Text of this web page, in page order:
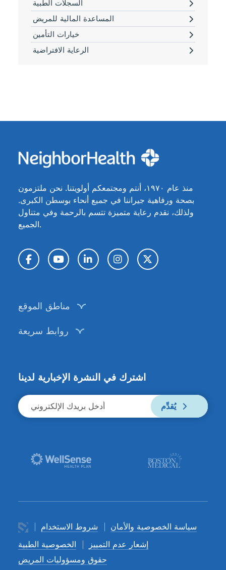
السجلات الطبية
المساعدة المالية للمريض
خيارات التأمين
الرعاية الافتراضية
منذ عام ١٩٧٠، أنتم ومجتمعكم أولويتنا. نحن ملتزمون
بصحة ورفاهية جيراننا في جميع أنحاء بوسطن الكبرى.
ولذلك، نقدم رعاية متميزة تتسم بالرحمة وفي متناول
الجميع.
فيسبوكيوتيوب لينكد إنإنستغرام
مناطق الموقع
روابط سريعة
اشترك في النشرة الإخبارية لدينا
يُقدِّم
شروط الاستخدام
سياسة الخصوصية والأمان
الخصوصية الطبية
إشعار عدم التمييز
حقوق ومسؤوليات المريض